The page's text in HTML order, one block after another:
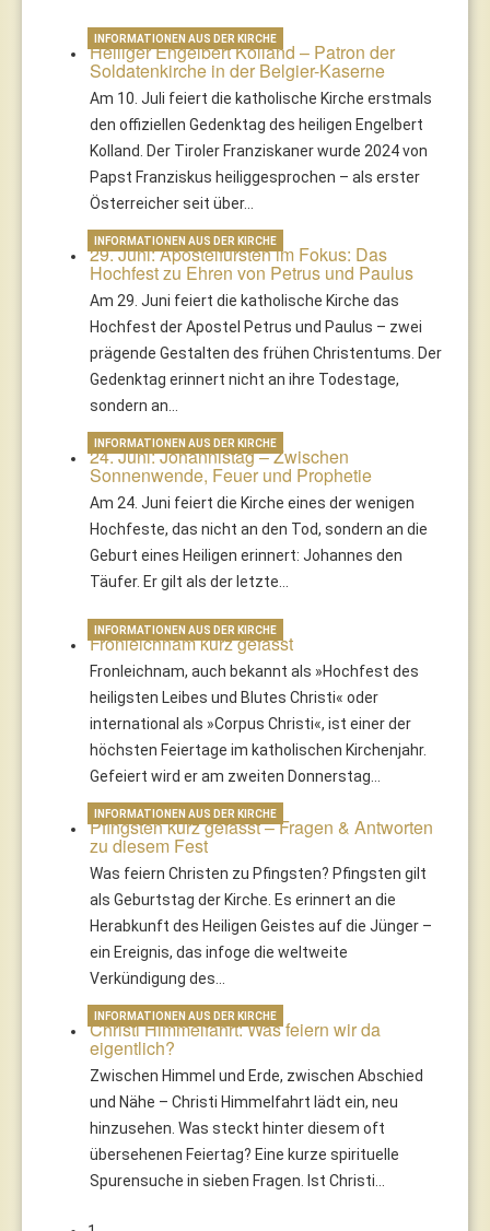
Heiliger Engelbert Kolland – Patron der
Soldatenkirche in der Belgier-Kaserne
Am 10. Juli feiert die katholische Kirche erstmals
den offiziellen Gedenktag des heiligen Engelbert
Kolland. Der Tiroler Franziskaner wurde 2024 von
Papst Franziskus heiliggesprochen – als erster
Österreicher seit über…
INFORMATIONEN AUS DER KIRCHE
29. Juni: Apostelfürsten im Fokus: Das
Hochfest zu Ehren von Petrus und Paulus
Am 29. Juni feiert die katholische Kirche das
Hochfest der Apostel Petrus und Paulus – zwei
prägende Gestalten des frühen Christentums. Der
Gedenktag erinnert nicht an ihre Todestage,
sondern an…
INFORMATIONEN AUS DER KIRCHE
24. Juni: Johannistag – Zwischen
Sonnenwende, Feuer und Prophetie
Am 24. Juni feiert die Kirche eines der wenigen
Hochfeste, das nicht an den Tod, sondern an die
Geburt eines Heiligen erinnert: Johannes den
Täufer. Er gilt als der letzte…
INFORMATIONEN AUS DER KIRCHE
Fronleichnam kurz gefasst
Fronleichnam, auch bekannt als »Hochfest des
heiligsten Leibes und Blutes Christi« oder
international als »Corpus Christi«, ist einer der
höchsten Feiertage im katholischen Kirchenjahr.
Gefeiert wird er am zweiten Donnerstag…
INFORMATIONEN AUS DER KIRCHE
Pfingsten kurz gefasst – Fragen & Antworten
zu diesem Fest
Was feiern Christen zu Pfingsten? Pfingsten gilt
als Geburtstag der Kirche. Es erinnert an die
Herabkunft des Heiligen Geistes auf die Jünger –
ein Ereignis, das infoge die weltweite
Verkündigung des…
INFORMATIONEN AUS DER KIRCHE
Christi Himmelfahrt: Was feiern wir da
eigentlich?
Zwischen Himmel und Erde, zwischen Abschied
und Nähe – Christi Himmelfahrt lädt ein, neu
hinzusehen. Was steckt hinter diesem oft
übersehenen Feiertag? Eine kurze spirituelle
Spurensuche in sieben Fragen. Ist Christi…
INFORMATIONEN AUS DER KIRCHE